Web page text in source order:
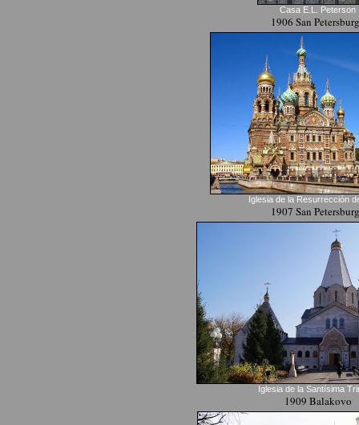
Casa E.L. Peterson
1906 San
Iglesia de la Resurrección
1907 San
Iglesia de la Santísima
1909 Balakovo